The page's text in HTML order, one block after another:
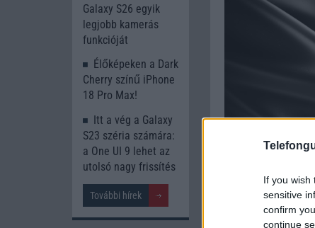
If you wish
sensitive
confirm
continue
Galaxy S26 egyik
legjobb kamerás
funkcióját
Élőképeken a Dark
Cherry színű iPhone
18 Pro Max!
Itt a vég a Galaxy
S23 széria számára:
a One UI 9 lehet az
utolsó nagy frissítés
További hírek